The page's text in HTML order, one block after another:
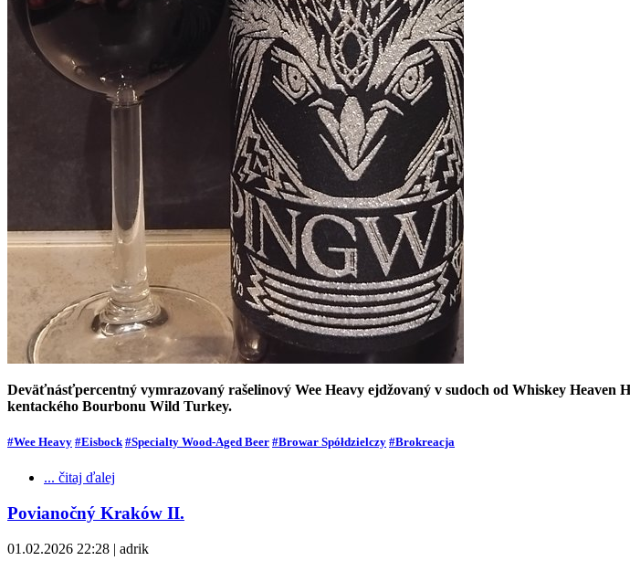
Deväťnásťpercentný vymrazovaný rašelinový Wee Heavy ejdžovaný v sudoch od Whiskey
kentackého Bourbonu Wild Turkey.
#Wee Heavy #Eisbock #Specialty Wood-Aged Beer #Browar Spółdzielczy #Brokreacja
... čitaj ďalej
Povianočný Kraków II.
01.02.2026 22:28 | adrik